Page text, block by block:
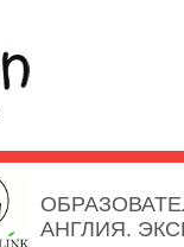
АНГЛИЯ.